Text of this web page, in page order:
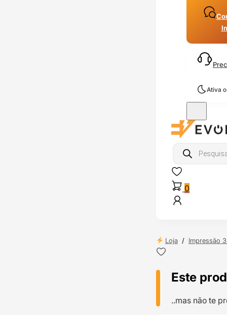
Ativa
Products
search
0
Loja / Impressão
Este
..mas não te